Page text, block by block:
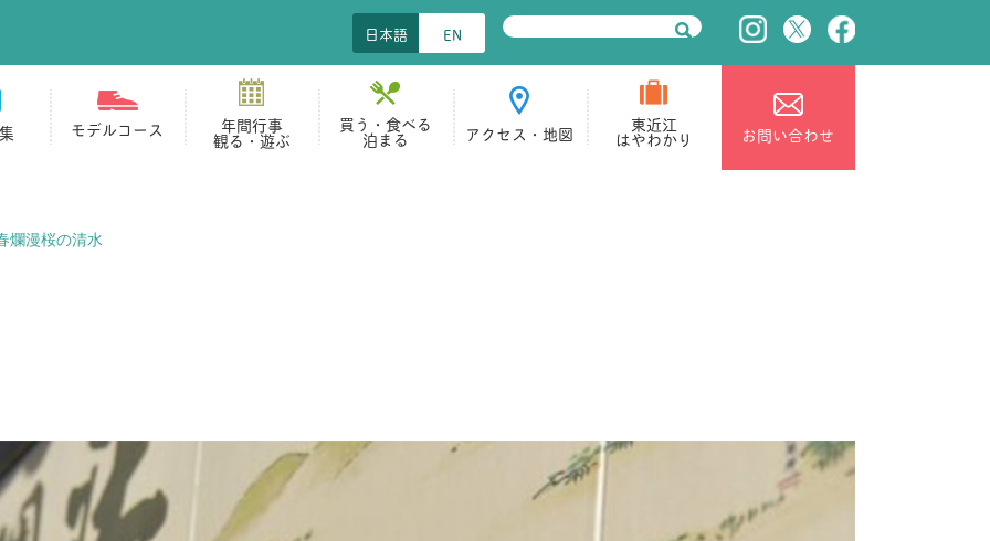
日本語 EN
モデルコース 年間行事
観る・遊ぶ
買う・食べる
泊まる アクセス・地図 東近江
はやわかり お問い合わせ
爛漫桜の清水